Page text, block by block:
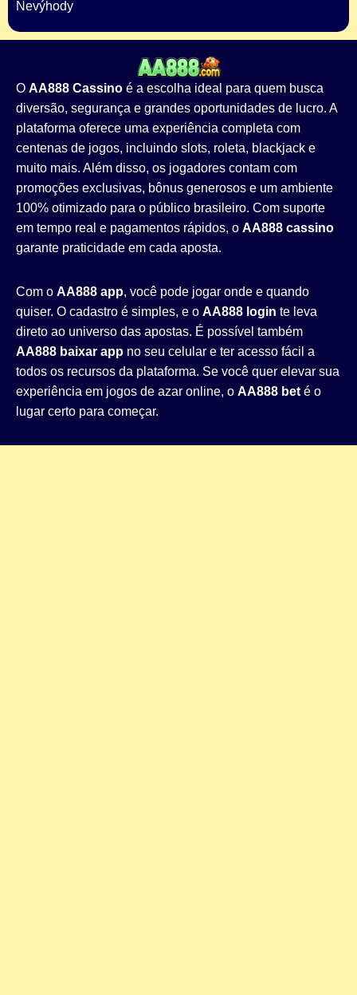
Nevýhody
O AA888 Cassino é a escolha ideal para quem busca
diversão, segurança e grandes oportunidades de lucro. A
plataforma oferece uma experiência completa com
centenas de jogos, incluindo slots, roleta, blackjack e
muito mais. Além disso, os jogadores contam com
promoções exclusivas, bônus generosos e um ambiente
100% otimizado para o público brasileiro. Com suporte
em tempo real e pagamentos rápidos, o AA888 cassino
garante praticidade em cada aposta.
Com o AA888 app, você pode jogar onde e quando
quiser. O cadastro é simples, e o AA888 login te leva
direto ao universo das apostas. É possível também
AA888 baixar app no seu celular e ter acesso fácil a
todos os recursos da plataforma. Se você quer elevar sua
experiência em jogos de azar online, o AA888 bet é o
lugar certo para começar.